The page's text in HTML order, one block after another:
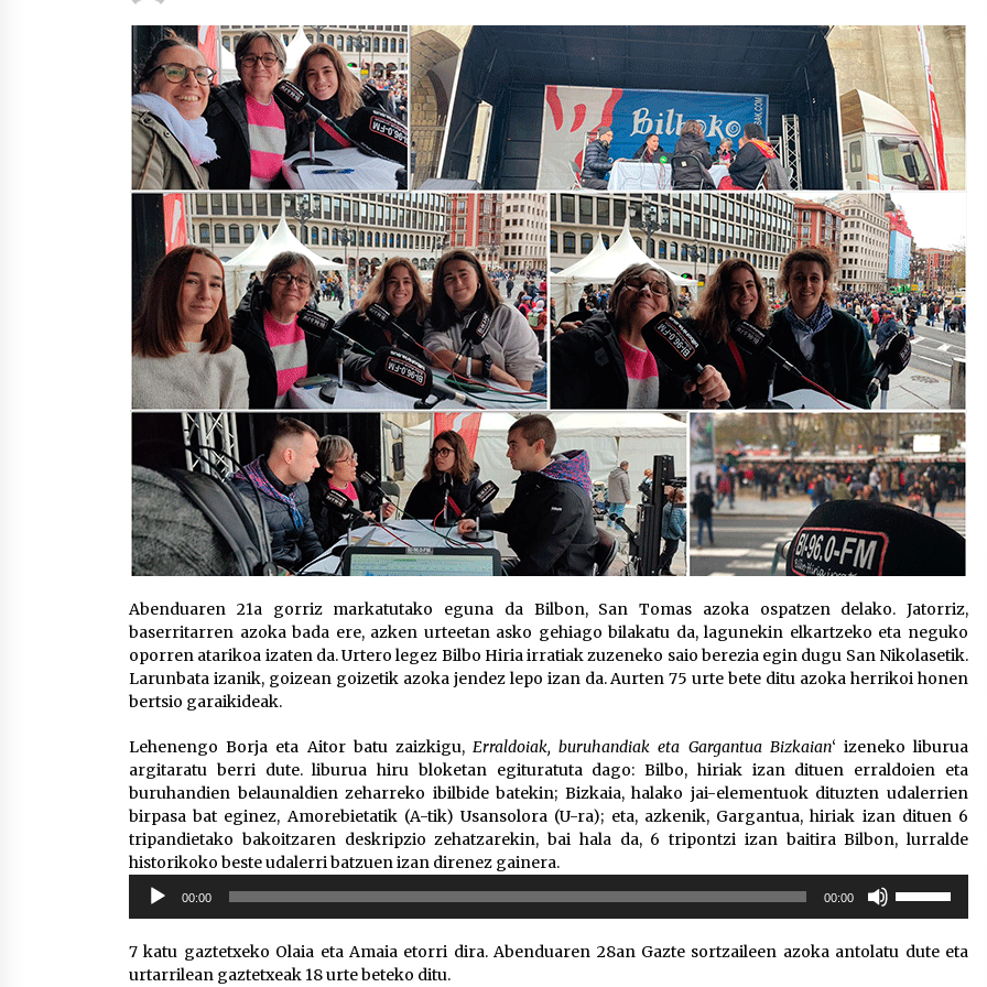
2026/07/16
POTTO: San Pedro jaietako bertso-
saioa
2026/07/09
Larunbatean Plentziako Itsas
Martxa ospatuko da
2026/07/07
Auritz Iñurrietaren margoak
ikusgai Uribitarte40 aretoan
2026/07/03
SOINUGELA: Paul McCartney eta
Ringo Starr-en lan berriak
2026/07/03
Abenduaren 21a gorriz markatutako eguna da Bilbon, San Tomas azoka ospatzen delako. Jatorriz,
baserritarren azoka bada ere, azken urteetan asko gehiago bilakatu da, lagunekin elkartzeko eta neguko
oporren atarikoa izaten da. Urtero legez Bilbo Hiria irratiak zuzeneko saio berezia egin dugu San Nikolasetik.
Larunbata izanik, goizean goizetik azoka jendez lepo izan da. Aurten 75 urte bete ditu azoka herrikoi honen
bertsio garaikideak.
Lehenengo Borja eta Aitor batu zaizkigu, Erraldoiak, buruhandiak eta Gargantua Bizkaian‘ izeneko liburua
argitaratu berri dute. liburua hiru bloketan egituratuta dago: Bilbo, hiriak izan dituen erraldoien eta
buruhandien belaunaldien zeharreko ibilbide batekin; Bizkaia, halako jai-elementuok dituzten udalerrien
birpasa bat eginez, Amorebietatik (A-tik) Usansolora (U-ra); eta, azkenik, Gargantua, hiriak izan dituen 6
tripandietako bakoitzaren deskripzio zehatzarekin, bai hala da, 6 tripontzi izan baitira Bilbon, lurralde
historikoko beste udalerri batzuen izan direnez gainera.
Soinu
erreproduzigailua
00:00 00:00
teklak
7 katu gaztetxeko Olaia eta Amaia etorri dira. Abenduaren 28an Gazte sortzaileen azoka antolatu dute eta
urtarrilean gaztetxeak 18 urte beteko ditu.